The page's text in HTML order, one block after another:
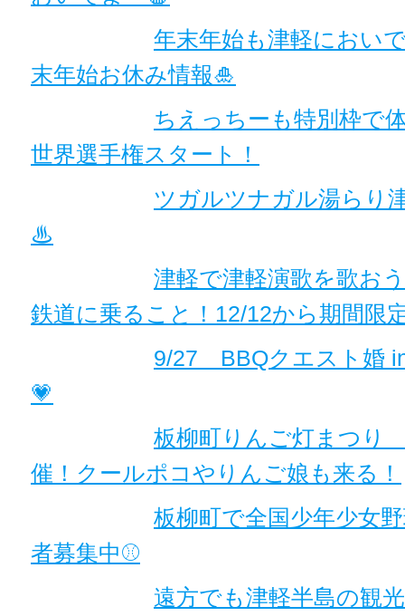
年末年始も津軽におい
末年始お休み情報🎍
ちえっちーも特別枠で
世界選手権スタート！
ツガルツナガル湯らり
♨
津軽で津軽演歌を歌お
鉄道に乗ること！12/12から期間限
9/27 BBQクエスト婚
💗
板柳町りんご灯まつり
催！クールポコやりんご娘も来る！
板柳町で全国少年少女
者募集中⚾
遠方でも津軽半島の観